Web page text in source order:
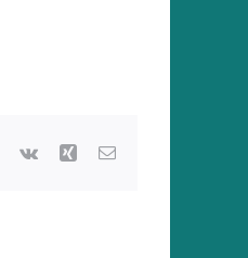
Pinterest
Vk Xing E-